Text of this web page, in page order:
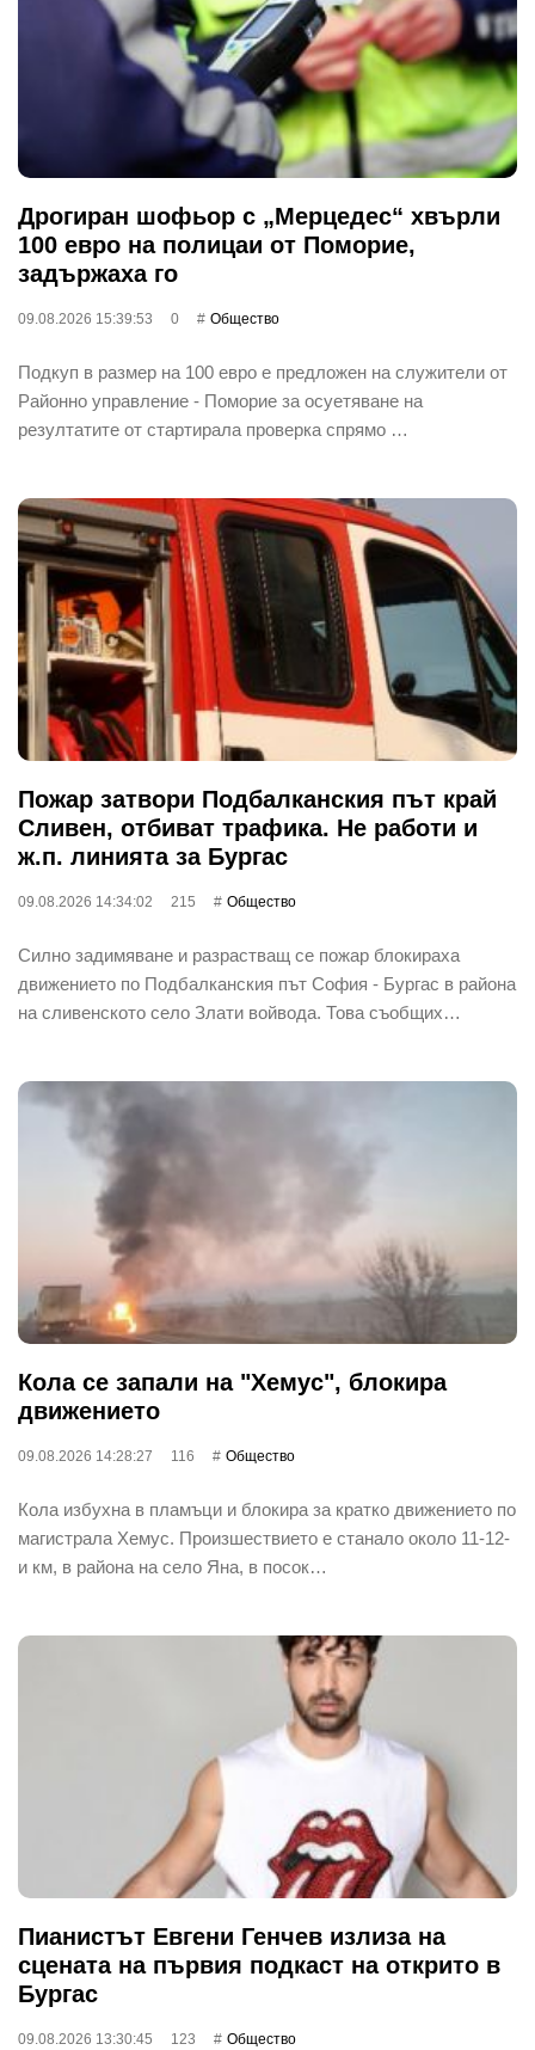
Дрогиран шофьор с „Мерцедес“ хвърли
100 евро на полицаи от Поморие,
задържаха го
09.08.2026 15:39:53 0 Общество
Подкуп в размер на 100 евро е предложен на служители от
Районно управление - Поморие за осуетяване на
резултатите от стартирала проверка спрямо …
Пожар затвори Подбалканския път край
Сливен, отбиват трафика. Не работи и
ж.п. линията за Бургас
09.08.2026 14:34:02 215 Общество
Силно задимяване и разрастващ се пожар блокираха
движението по Подбалканския път София - Бургас в района
на сливенското село Злати войвода. Това съобщих…
Кола се запали на "Хемус", блокира
движението
09.08.2026 14:28:27 116 Общество
Кола избухна в пламъци и блокира за кратко движението по
магистрала Хемус. Произшествието е станало около 11-12-
и км, в района на село Яна, в посок…
Пианистът Евгени Генчев излиза на
сцената на първия подкаст на открито в
Бургас
09.08.2026 13:30:45 123 Общество